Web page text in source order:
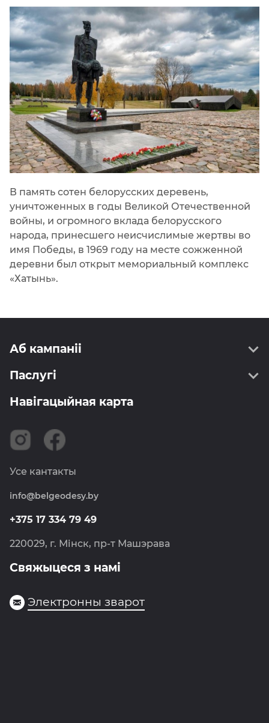
В память сотен белорусских деревень,
уничтоженных в годы Великой Отечественной
войны, и огромного вклада белорусского
народа, принесшего неисчислимые жертвы во
имя Победы, в 1969 году на месте сожженной
деревни был открыт мемориальный комплекс
«Хатынь».
Аб кампаніі
Пра нас
Кіраўніцтва
Сертыфікаты
Вакансіі
Навіны
Паслугі
Геадэзія
ССДП РБ
Метралогія
Навігацыя
Фотаграмметрыя
Навігацыйная карта
Свяжыцеся з намі
220029, г. Мінск, пр-т Машэрава
+375 17 334 79 49
info@belgeodesy.by
Усе кантакты
Электронны зварот